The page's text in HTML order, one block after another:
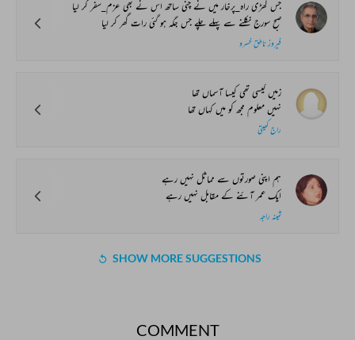
جس گھڑی راہ_پرخار میں نے چنی ساتھ اس نے بھی عزم_سفر کر لیا
صبح سورج نکلنے سے پہلے چلے جس جگہ ہو گئی رات گھر کر لیا
فیروز ناطق خسرو
زمیں کیسی تھی کیسا آسماں تھا
نہیں معلوم مجھ کو میں کہاں تھا
راج کھیتی
ہم اپنی صورتوں سے مماثل نہیں رہے
ایک عمر آئنے کے مقابل نہیں رہے
ثمینہ راجہ
SHOW MORE SUGGESTIONS
COMMENT